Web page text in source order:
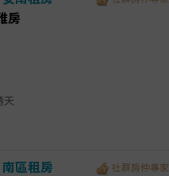
房
天
南區租房 社群房仲專家